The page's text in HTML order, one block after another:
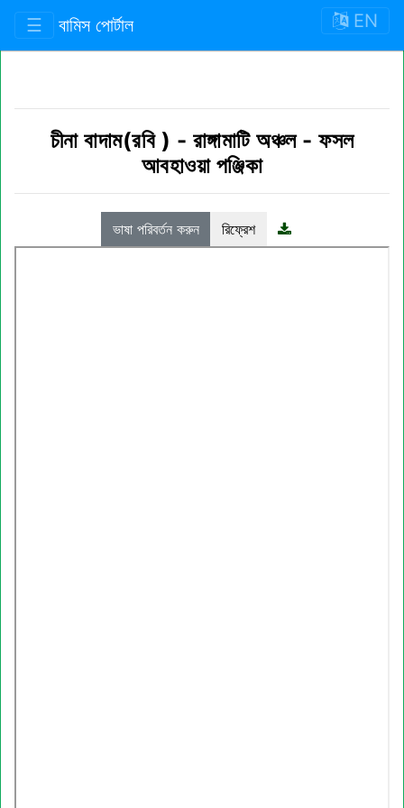
☰ বামিস পোর্টাল EN
চীনা বাদাম(রবি ) - রাঙ্গামাটি অঞ্চল- ফসল
আবহাওয়া পঞ্জিকা
ভাষা পরিবর্তন করুন রিফ্রেশ